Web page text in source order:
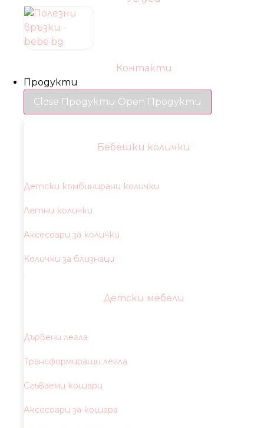
Контакти
Продукти
Close Продукти Open Продукти
Бебешки колички
Детски комбинирани колички
Летни колички
Аксесоари за колички
Колички за близнаци
Детски мебели
Дървени легла
Трансформиращи легла
Сгъваеми кошари
Аксесоари за кошара